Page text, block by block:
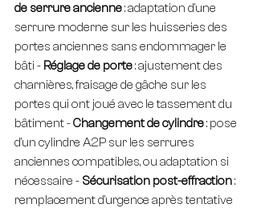
de serrure ancienne : adaptation d'une
serrure moderne sur les huisseries des
portes anciennes sans endommager le
bâti - Réglage de porte : ajustement des
charnières, fraisage de gâche sur les
portes qui ont joué avec le tassement du
bâtiment - Changement de cylindre : pose
d'un cylindre A2P sur les serrures
anciennes compatibles, ou adaptation si
nécessaire - Sécurisation post-effraction :
remplacement d'urgence après tentative